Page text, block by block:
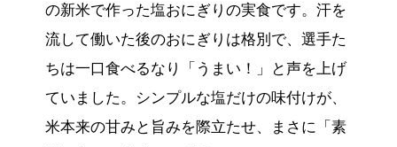
の新米で作った塩おにぎりの実食です。汗を
流して働いた後のおにぎりは格別で、選手た
ちは一口食べるなり「うまい！」と声を上げ
ていました。シンプルな塩だけの味付けが、
米本来の甘みと旨みを際立たせ、まさに「素